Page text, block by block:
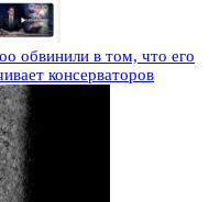
обвинили в том, что его
консерваторов